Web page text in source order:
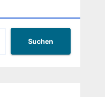
Suchen